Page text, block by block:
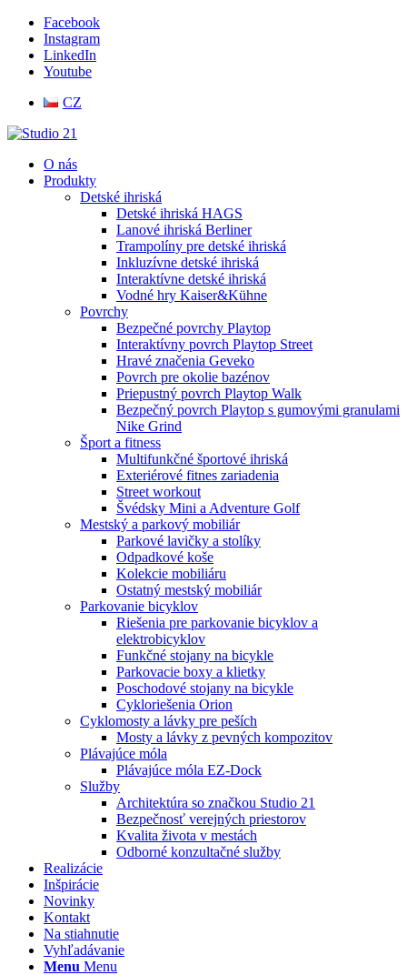
Facebook
Instagram
LinkedIn
Youtube
CZ
O nás
Produkty
Detské ihriská
Detské ihriská HAGS
Lanové ihriská Berliner
Trampolíny pre detské ihriská
Inkluzívne detské ihriská
Interaktívne detské ihriská
Vodné hry Kaiser&Kühne
Povrchy
Bezpečné povrchy Playtop
Interaktívny povrch Playtop Street
Hravé značenia Geveko
Povrch pre okolie bazénov
Priepustný povrch Playtop Walk
Bezpečný povrch Playtop s gumovými granulami
Nike Grind
Šport a fitness
Multifunkčné športové ihriská
Exteriérové fitnes zariadenia
Street workout
Švédsky Mini a Adventure Golf
Mestský a parkový mobiliár
Parkové lavičky a stolíky
Odpadkové koše
Kolekcie mobiliáru
Ostatný mestský mobiliár
Parkovanie bicyklov
Riešenia pre parkovanie bicyklov a
elektrobicyklov
Funkčné stojany na bicykle
Parkovacie boxy a klietky
Poschodové stojany na bicykle
Cykloriešenia Orion
Cyklomosty a lávky pre peších
Mosty a lávky z pevných kompozitov
Plávajúce móla
Plávajúce móla EZ-Dock
Služby
Architektúra so značkou Studio 21
Bezpečnosť verejných priestorov
Kvalita života v mestách
Odborné konzultačné služby
Realizácie
Inšpirácie
Novinky
Kontakt
Na stiahnutie
Vyhľadávanie
Menu Menu